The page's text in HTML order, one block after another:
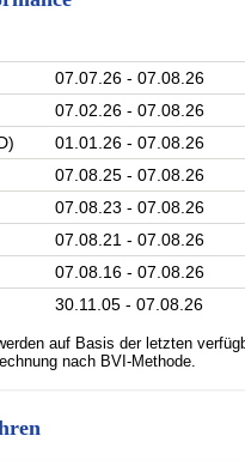
07.07.26 - 07.08.26
07.02.26 - 07.08.26
01.01.26 - 07.08.26
07.08.25 - 07.08.26
07.08.23 - 07.08.26
07.08.21 - 07.08.26
07.08.16 - 07.08.26
30.11.05 - 07.08.26
auf Basis der letzten
nach BVI-Methode.